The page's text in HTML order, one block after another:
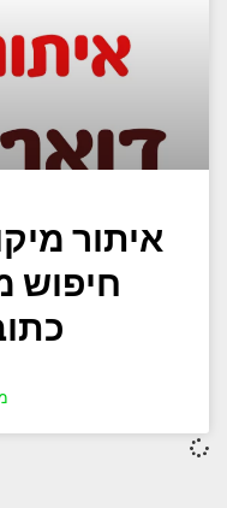
איתור
חיפוש